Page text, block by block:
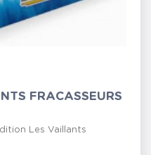
FRACASSEURS
Les Vaillants